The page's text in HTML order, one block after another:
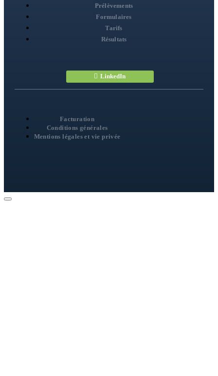
Prélèvements
Formulaires
Tarifs
Résultats
LinkedIn
Facturation
Conditions générales
Mentions légales et vie privée